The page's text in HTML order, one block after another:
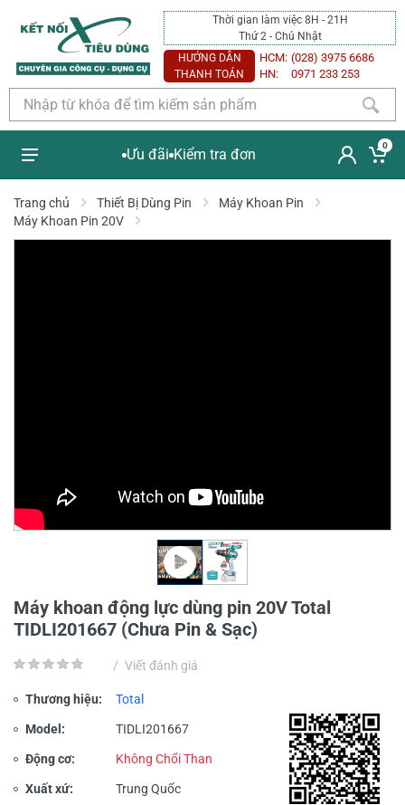
Thời gian làm việc 8H - 21H
Thứ 2 - Chủ Nhật
HƯỚNG DẪN
THANH TOÁN
HCM: (028) 3975 6686
HN:
0971 233 253
Ưu đãi Kiểm tra đơn
0
Trang chủ Thiết Bị Dùng Pin
Máy Khoan Pin
Máy Khoan Pin 20V
Máy khoan động lực dùng pin 20V Total
TIDLI201667 (Chưa Pin & Sạc)
/ Viết đánh giá
Thương hiệu: Total
Model: TIDLI201667
Động cơ: Không Chổi Than
Xuất xứ: Trung Quốc